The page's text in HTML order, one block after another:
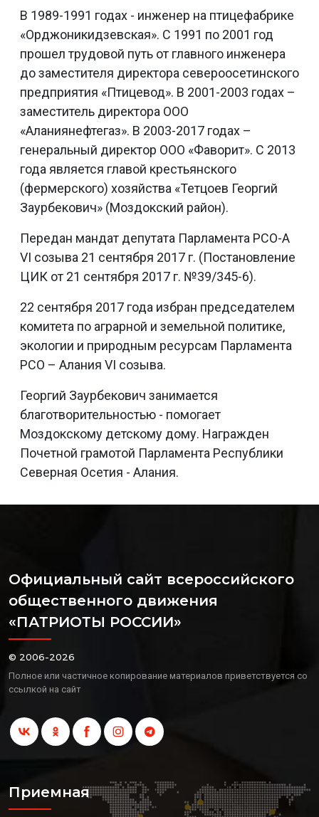
В 1989-1991 годах - инженер на птицефабрике
«Орджоникидзевская». С 1991 по 2001 год
прошел трудовой путь от главного инженера
до заместителя директора североосетинского
предприятия «Птицевод». В 2001-2003 годах –
заместитель директора ООО
«Аланиянефтегаз». В 2003-2017 годах –
генеральный директор ООО «Фаворит». С 2013
года является главой крестьянского
(фермерского) хозяйства «Тетцоев Георгий
Заурбекович» (Моздокский район).
Передан мандат депутата Парламента РСО-А
VI созыва 21 сентября 2017 г. (Постановление
ЦИК от 21 сентября 2017 г. №39/345-6).
22 сентября 2017 года избран председателем
комитета по аграрной и земельной политике,
экологии и природным ресурсам Парламента
РСО – Алания VI созыва.
Георгий Заурбекович занимается
благотворительностью - помогает
Моздокскому детскому дому. Награжден
Почетной грамотой Парламента Республики
Северная Осетия - Алания.
Официальный сайт всероссийского
общественного движения
«ПАТРИОТЫ РОССИИ»
© 2006-2026
Полное или частичное копирование материалов приветствуется со
ссылкой на сайт
Приемная